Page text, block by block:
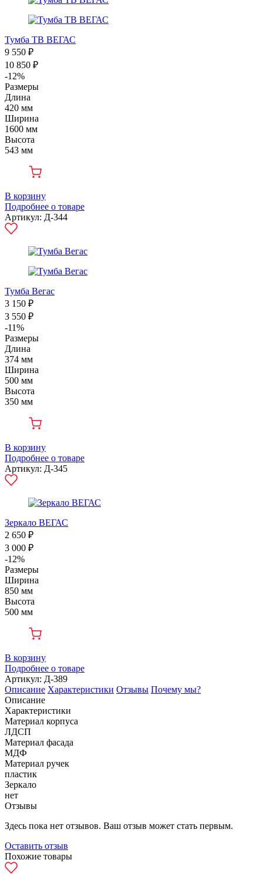
Тумба ТВ ВЕГАС
9 550 ₽
10 850 ₽
-12%
Размеры
Длина
420 мм
Ширина
1600 мм
Высота
543 мм
В корзину
Подробнее о товаре
Артикул: Д-344
Тумба Вегас
3 150 ₽
3 550 ₽
-11%
Размеры
Длина
374 мм
Ширина
500 мм
Высота
350 мм
В корзину
Подробнее о товаре
Артикул: Д-345
Зеркало ВЕГАС
2 650 ₽
3 000 ₽
-12%
Размеры
Ширина
850 мм
Высота
500 мм
В корзину
Подробнее о товаре
Артикул: Д-389
Описание Характеристики Отзывы Почему мы?
Описание
Характеристики
Материал корпуса
ЛДСП
Материал фасада
МДФ
Материал ручек
пластик
Зеркало
нет
Отзывы
Здесь пока нет отзывов. Ваш отзыв может стать первым.
Оставить отзыв
Похожие товары